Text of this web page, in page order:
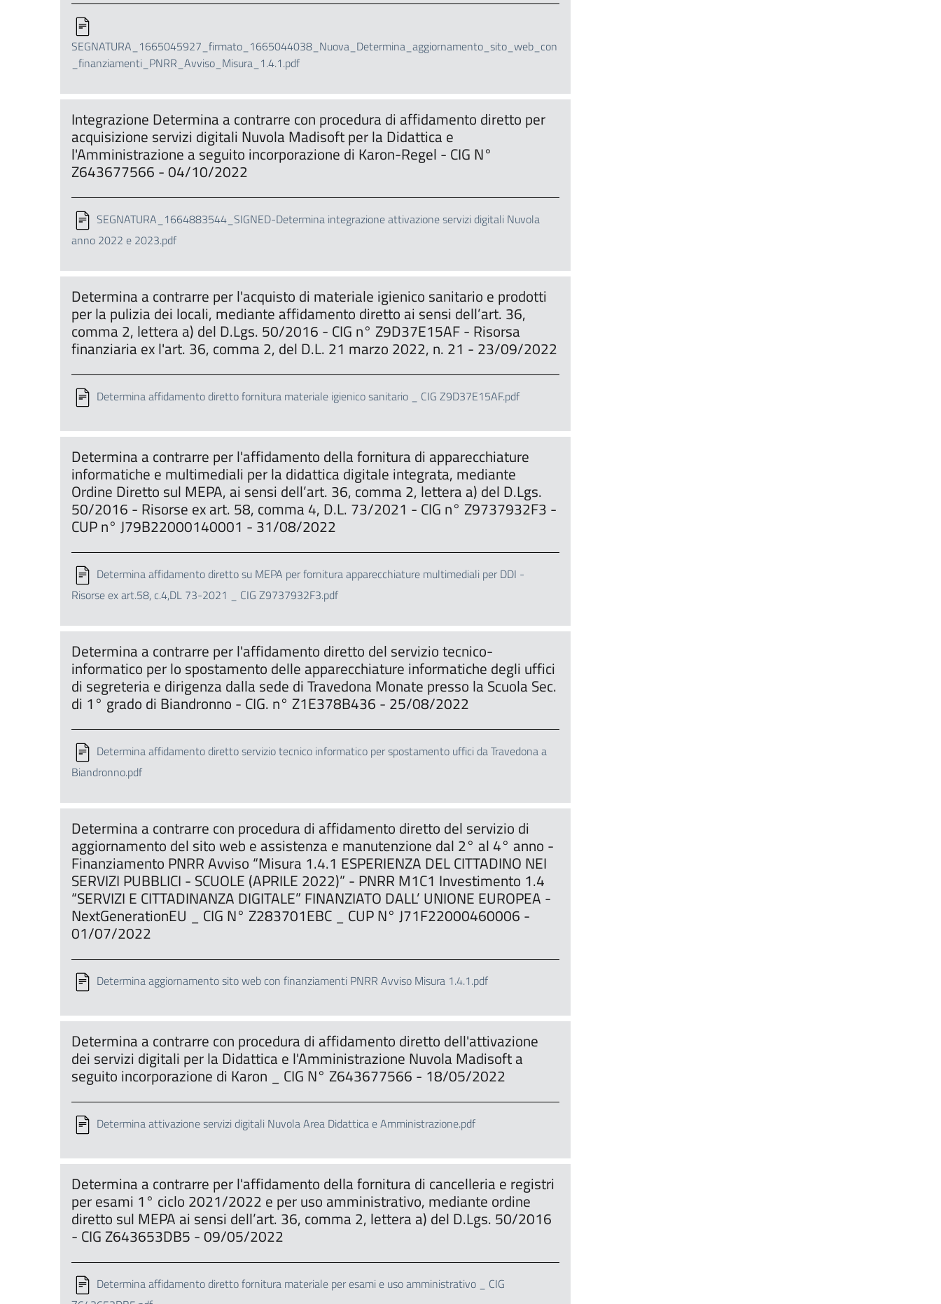
SEGNATURA_1665045927_firmato_1665044038_Nuova_Determina_aggiornamento_sito_web_con
_finanziamenti_PNRR_Avviso_Misura_1.4.1.pdf
Integrazione Determina a contrarre con procedura di affidamento diretto per
acquisizione servizi digitali Nuvola Madisoft per la Didattica e
l'Amministrazione a seguito incorporazione di Karon-Regel - CIG N°
Z643677566 - 04/10/2022
SEGNATURA_1664883544_SIGNED-Determina integrazione attivazione servizi digitali Nuvola
anno 2022 e 2023.pdf
Determina a contrarre per l'acquisto di materiale igienico sanitario e prodotti
per la pulizia dei locali, mediante affidamento diretto ai sensi dell’art. 36,
comma 2, lettera a) del D.Lgs. 50/2016 - CIG n° Z9D37E15AF - Risorsa
finanziaria ex l'art. 36, comma 2, del D.L. 21 marzo 2022, n. 21 - 23/09/2022
Determina affidamento diretto fornitura materiale igienico sanitario _ CIG Z9D37E15AF.pdf
Determina a contrarre per l'affidamento della fornitura di apparecchiature
informatiche e multimediali per la didattica digitale integrata, mediante
Ordine Diretto sul MEPA, ai sensi dell’art. 36, comma 2, lettera a) del D.Lgs.
50/2016 - Risorse ex art. 58, comma 4, D.L. 73/2021 - CIG n° Z9737932F3 -
CUP n° J79B22000140001 - 31/08/2022
Determina affidamento diretto su MEPA per fornitura apparecchiature multimediali per DDI -
Risorse ex art.58, c.4,DL 73-2021 _ CIG Z9737932F3.pdf
Determina a contrarre per l'affidamento diretto del servizio tecnico-
informatico per lo spostamento delle apparecchiature informatiche degli uffici
di segreteria e dirigenza dalla sede di Travedona Monate presso la Scuola Sec.
di 1° grado di Biandronno - CIG. n° Z1E378B436 - 25/08/2022
Determina affidamento diretto servizio tecnico informatico per spostamento uffici da Travedona a
Biandronno.pdf
Determina a contrarre con procedura di affidamento diretto del servizio di
aggiornamento del sito web e assistenza e manutenzione dal 2° al 4° anno -
Finanziamento PNRR Avviso “Misura 1.4.1 ESPERIENZA DEL CITTADINO NEI
SERVIZI PUBBLICI - SCUOLE (APRILE 2022)” - PNRR M1C1 Investimento 1.4
“SERVIZI E CITTADINANZA DIGITALE” FINANZIATO DALL’ UNIONE EUROPEA -
NextGenerationEU _ CIG N° Z283701EBC _ CUP N° J71F22000460006 -
01/07/2022
Determina aggiornamento sito web con finanziamenti PNRR Avviso Misura 1.4.1.pdf
Determina a contrarre con procedura di affidamento diretto dell'attivazione
dei servizi digitali per la Didattica e l'Amministrazione Nuvola Madisoft a
seguito incorporazione di Karon _ CIG N° Z643677566 - 18/05/2022
Determina attivazione servizi digitali Nuvola Area Didattica e Amministrazione.pdf
Determina a contrarre per l'affidamento della fornitura di cancelleria e registri
per esami 1° ciclo 2021/2022 e per uso amministrativo, mediante ordine
diretto sul MEPA ai sensi dell’art. 36, comma 2, lettera a) del D.Lgs. 50/2016
- CIG Z643653DB5 - 09/05/2022
Determina affidamento diretto fornitura materiale per esami e uso amministrativo _ CIG